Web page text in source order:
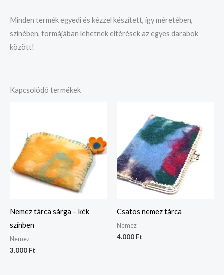
Minden termék egyedi és kézzel készített, így méretében,
színében, formájában lehetnek eltérések az egyes darabok
között!
Kapcsolódó termékek
Nemez tárca sárga – kék
színben
Nemez
3.000 Ft
Csatos nemez tárca
Nemez
4.000 Ft